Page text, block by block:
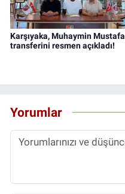
Karşıyaka, Muhaymin Mustafa
transferini resmen açıkladı!
Yorumlar